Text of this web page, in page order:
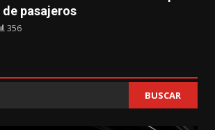
de pasajeros
356
BUSCAR